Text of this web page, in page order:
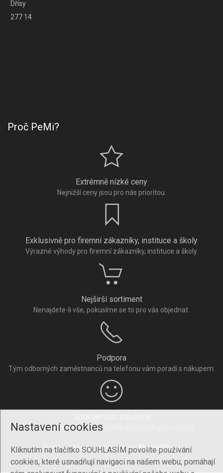
Nastavení cookies
Kliknutím na tlačítko SOUHLASÍM povolíte používání
cookies, které usnadňují navigaci na našem webu, pomáhají
Dřísy
277 14
Proč PeMi?
Extrémně nízké ceny
Nejnižší ceny jsou pro nás prioritou.
Exklusivně pro firemní zákazníky, instituce a školy
Výrazné výhody pro firemní zákazníky, instituce a školy.
Nejširší sortiment
Nenajdete-li vše, pokusíme se to pro vás objednat.
Podpora
Tým odborných zaměstnanců na telefonu vám poradí s nákupem.
Naše hodnocení na recenzních serverech jsou vysoká.
Provozováno na eShop řešeníAbsolutStore.